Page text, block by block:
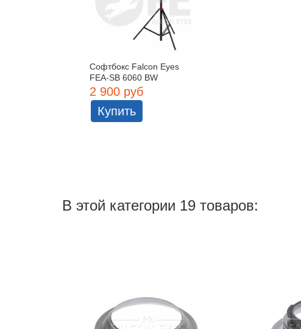
Софтбокс Falcon Eyes
FEA-SB 6060 BW
2 900 руб
Купить
В этой категории 19 товаров: